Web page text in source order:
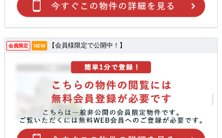
会員限定 NEW 【会員様限定で公開中！】